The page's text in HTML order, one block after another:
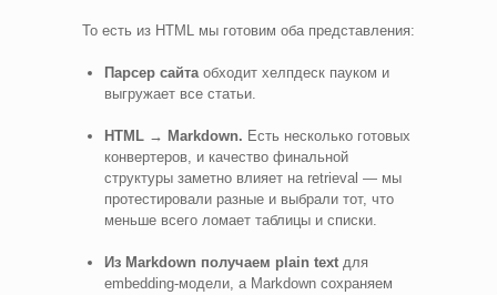
То есть из HTML мы готовим оба представления:
Парсер сайтаобходит хелпдеск пауком и
выгружает все статьи.
HTML → Markdown. Есть несколько готовых
конвертеров, и качество финальной
структуры заметно влияет на retrieval — мы
протестировали разные и выбрали тот, что
меньше всего ломает таблицы и списки.
Из Markdown получаем plain text для
embedding-модели, а Markdown сохраняем